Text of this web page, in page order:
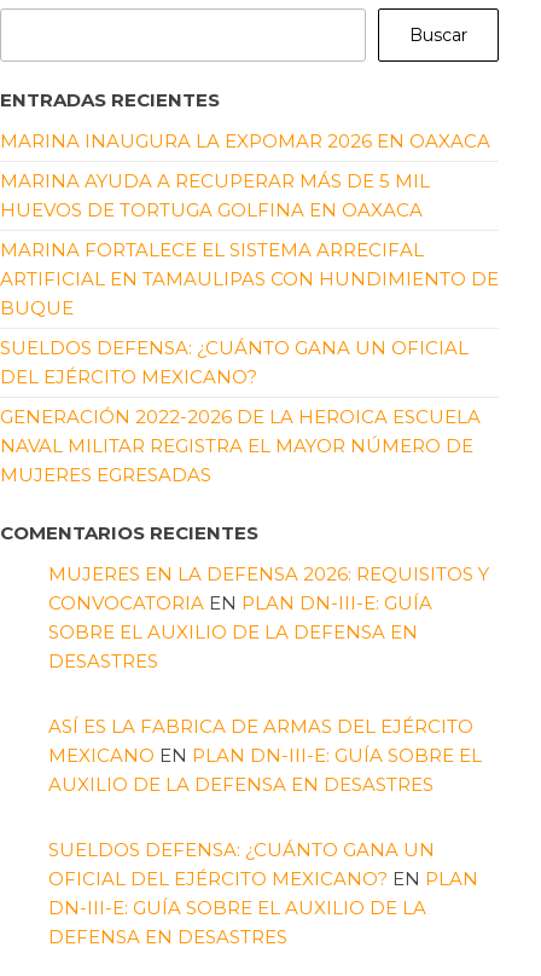
Buscar
ENTRADAS RECIENTES
MARINA INAUGURA LA EXPOMAR 2026 EN OAXACA
MARINA AYUDA A RECUPERAR MÁS DE 5 MIL
HUEVOS DE TORTUGA GOLFINA EN OAXACA
MARINA FORTALECE EL SISTEMA ARRECIFAL
ARTIFICIAL EN TAMAULIPAS CON HUNDIMIENTO DE
BUQUE
SUELDOS DEFENSA: ¿CUÁNTO GANA UN OFICIAL
DEL EJÉRCITO MEXICANO?
GENERACIÓN 2022-2026 DE LA HEROICA ESCUELA
NAVAL MILITAR REGISTRA EL MAYOR NÚMERO DE
MUJERES EGRESADAS
COMENTARIOS RECIENTES
MUJERES EN LA DEFENSA 2026: REQUISITOS Y
CONVOCATORIA EN PLAN DN-III-E: GUÍA
SOBRE EL AUXILIO DE LA DEFENSA EN
DESASTRES
ASÍ ES LA FABRICA DE ARMAS DEL EJÉRCITO
MEXICANO EN PLAN DN-III-E: GUÍA SOBRE EL
AUXILIO DE LA DEFENSA EN DESASTRES
SUELDOS DEFENSA: ¿CUÁNTO GANA UN
OFICIAL DEL EJÉRCITO MEXICANO? EN PLAN
DN-III-E: GUÍA SOBRE EL AUXILIO DE LA
DEFENSA EN DESASTRES